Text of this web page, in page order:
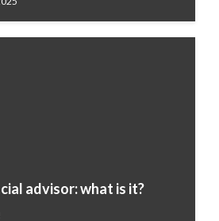
advisor: what is it?